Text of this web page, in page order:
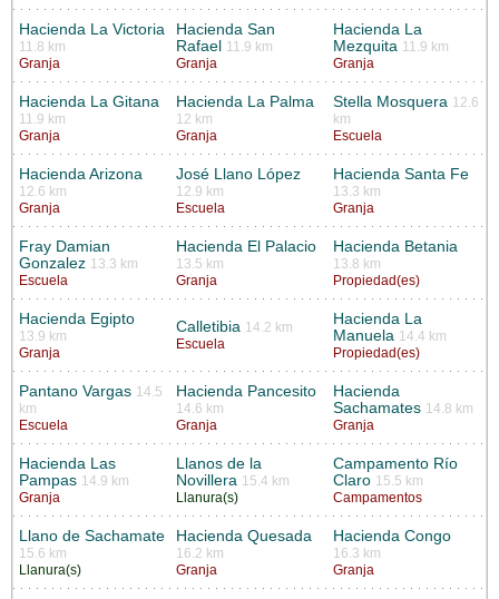
Hacienda La Victoria
11.8 km
Granja
Hacienda San
Rafael
11.9 km
Granja
Hacienda La
Mezquita 11.9 km
Granja
Hacienda La Gitana
11.9 km
Granja
Hacienda La Palma
12 km
Granja
Stella Mosquera 12.6
km
Escuela
Hacienda Arizona
12.6 km
Granja
José Llano López
12.9 km
Escuela
Hacienda Santa Fe
13.3 km
Granja
Fray Damian
Gonzalez 13.3 km
Escuela
Hacienda El Palacio
13.5 km
Granja
Hacienda Betania
13.8 km
Propiedad(es)
Hacienda Egipto
13.9 km
Granja
Calletibia 14.2 km
Escuela
Hacienda La
Manuela 14.4 km
Propiedad(es)
Pantano Vargas 14.5
km
Escuela
Hacienda Pancesito
14.6 km
Granja
Hacienda
Sachamates 14.8 km
Granja
Hacienda Las
Pampas 14.9 km
Granja
Llanos de la
Novillera 15.4 km
Llanura(s)
Campamento Río
Claro 15.5 km
Campamentos
Llano de Sachamate
15.6 km
Llanura(s)
Hacienda Quesada
16.2 km
Granja
Hacienda Congo
16.3 km
Granja